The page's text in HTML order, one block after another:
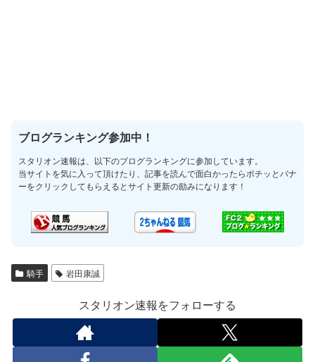
ブログランキング参加中！
スタリオン速報は、以下のブログランキングに参加しています。
当サイトを気に入って頂けたり、記事を読んで面白かったらポチッとバナ
ーをクリックしてもらえるとサイト更新の励みになります！
騎手 岩田康誠
スタリオン速報をフォローする